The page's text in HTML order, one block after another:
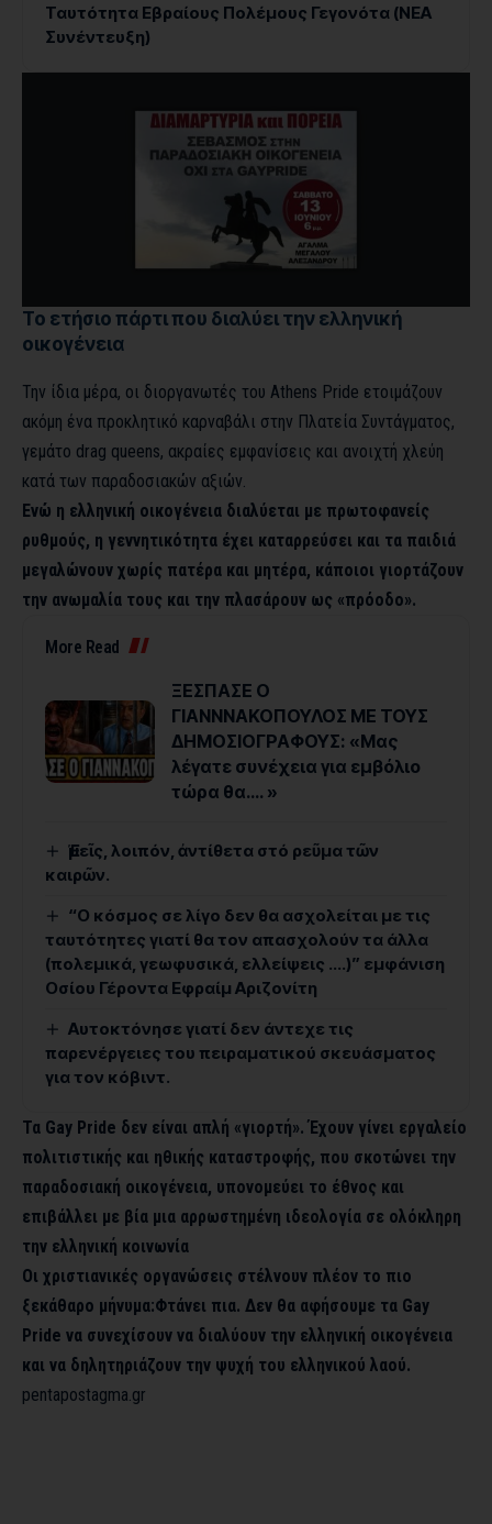
Ταυτότητα Εβραίους Πολέμους Γεγονότα (ΝΕΑ
Συνέντευξη)
Το ετήσιο πάρτι που διαλύει την ελληνική
οικογένεια
Την ίδια μέρα, οι διοργανωτές του Athens Pride ετοιμάζουν
ακόμη ένα προκλητικό καρναβάλι στην Πλατεία Συντάγματος,
γεμάτο drag queens, ακραίες εμφανίσεις και ανοιχτή χλεύη
κατά των παραδοσιακών αξιών.
Ενώ η ελληνική οικογένεια διαλύεται με πρωτοφανείς
ρυθμούς, η γεννητικότητα έχει καταρρεύσει και τα παιδιά
μεγαλώνουν χωρίς πατέρα και μητέρα, κάποιοι γιορτάζουν
την ανωμαλία τους και την πλασάρουν ως «πρόοδο».
More Read
ΞΕΣΠΑΣΕ Ο
ΓΙΑΝΝΝΑΚΟΠΟΥΛΟΣ ΜΕ ΤΟΥΣ
ΔΗΜΟΣΙΟΓΡΑΦΟΥΣ: «Μας
λέγατε συνέχεια για εμβόλιο
τώρα θα…. »
Ἐμεῖς, λοιπόν, ἀντίθετα στό ρεῦμα τῶν
καιρῶν.
“Ο κόσμος σε λίγο δεν θα ασχολείται με τις
ταυτότητες γιατί θα τον απασχολούν τα άλλα
(πολεμικά, γεωφυσικά, ελλείψεις ….)” εμφάνιση
Οσίου Γέροντα Εφραίμ Αριζονίτη
Αυτοκτόνησε γιατί δεν άντεχε τις
παρενέργειες του πειραματικού σκευάσματος
για τον κόβιντ.
Τα Gay Pride δεν είναι απλή «γιορτή». Έχουν γίνει εργαλείο
πολιτιστικής και ηθικής καταστροφής, που σκοτώνει την
παραδοσιακή οικογένεια, υπονομεύει το έθνος και
επιβάλλει με βία μια αρρωστημένη ιδεολογία σε ολόκληρη
την ελληνική κοινωνία
Οι χριστιανικές οργανώσεις στέλνουν πλέον το πιο
ξεκάθαρο μήνυμα:Φτάνει πια. Δεν θα αφήσουμε τα Gay
Pride να συνεχίσουν να διαλύουν την ελληνική οικογένεια
και να δηλητηριάζουν την ψυχή του ελληνικού λαού.
pentapostagma.gr